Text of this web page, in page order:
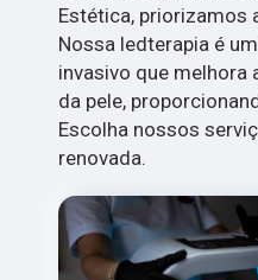
Estética, priorizamos
Nossa ledterapia é
invasivo que melhora
da pele,
Escolha nossos
renovada.